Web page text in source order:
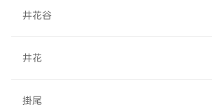
井花谷
井花
掛尾